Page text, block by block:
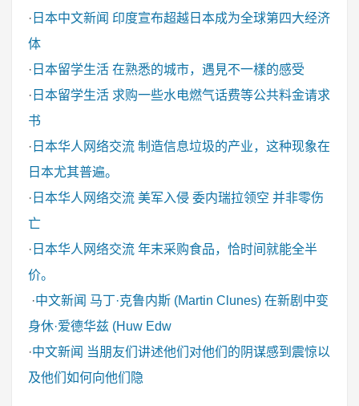
· 日本中文新闻 印度宣布超越日本成为全球第四大经济
体
· 日本留学生活 在熟悉的城市，遇見不一樣的感受
· 日本留学生活 求购一些水电燃气话费等公共料金请求
书
· 日本华人网络交流 制造信息垃圾的产业，这种现象在
日本尤其普遍。
· 日本华人网络交流 美军入侵 委内瑞拉领空 并非零伤
亡
· 日本华人网络交流 年末采购食品，恰时间就能全半
价。
·中文新闻 马丁·克鲁内斯 (Martin Clunes) 在新剧中变
身休·爱德华兹 (Huw Edw
·中文新闻 当朋友们讲述他们对他们的阴谋感到震惊以
及他们如何向他们隐